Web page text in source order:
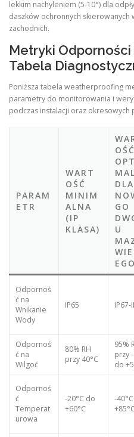
lekkim nachyleniem (5-10°) dla
daszków ochronnych
zachodnich.
Metryki
Tabela
Poniższa tabela weatherproofing
parametry do monitorowania i
podczas instalacji oraz okresowych
PARAM
ETR
WART
OŚĆ
MINIM
ALNA
(IP
KLASA)
OŚĆ
DLA
GO
U
EGO
Odpornoś
ć na
Wnikanie
Wody
IP65 IP67-
Odpornoś
ć na
Wilgoć
80% RH
przy 40°C
95%
przy
do
Odpornoś
ć
Temperat
urowa
-20°C do
+60°C
-